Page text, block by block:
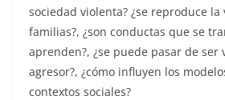
sociedad violenta? ¿se reproduce la
familias?, ¿son conductas que se
aprenden?, ¿se puede pasar de ser
agresor?, ¿cómo influyen los
contextos sociales?